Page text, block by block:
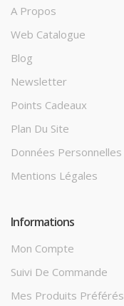
A Propos
Web Catalogue
Blog
Newsletter
Points Cadeaux
Plan Du Site
Données Personnelles
Mentions Légales
Informations
Mon Compte
Suivi De Commande
Mes Produits Préférés